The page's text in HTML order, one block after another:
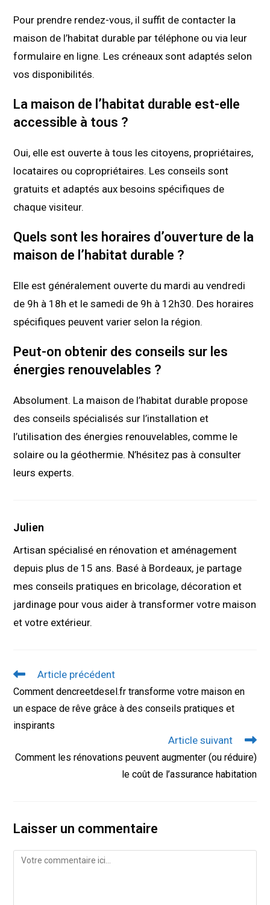
Pour prendre rendez-vous, il suffit de contacter la
maison de l’habitat durable par téléphone ou via leur
formulaire en ligne. Les créneaux sont adaptés selon
vos disponibilités.
La maison de l’habitat durable est-elle
accessible à tous ?
Oui, elle est ouverte à tous les citoyens, propriétaires,
locataires ou copropriétaires. Les conseils sont
gratuits et adaptés aux besoins spécifiques de
chaque visiteur.
Quels sont les horaires d’ouverture de la
maison de l’habitat durable ?
Elle est généralement ouverte du mardi au vendredi
de 9h à 18h et le samedi de 9h à 12h30. Des horaires
spécifiques peuvent varier selon la région.
Peut-on obtenir des conseils sur les
énergies renouvelables ?
Absolument. La maison de l’habitat durable propose
des conseils spécialisés sur l’installation et
l’utilisation des énergies renouvelables, comme le
solaire ou la géothermie. N’hésitez pas à consulter
leurs experts.
Julien
Artisan spécialisé en rénovation et aménagement
depuis plus de 15 ans. Basé à Bordeaux, je partage
mes conseils pratiques en bricolage, décoration et
jardinage pour vous aider à transformer votre maison
et votre extérieur.
Read
articles
Article précédent
Comment dencreetdesel.fr transforme votre maison en
un espace de rêve grâce à des conseils pratiques et
inspirants
Article suivant
Comment les rénovations peuvent augmenter (ou réduire)
le coût de l’assurance habitation
Laisser un commentaire
Comment